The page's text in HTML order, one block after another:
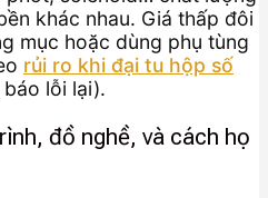
khác nhau. Giá thấp đôi
mục hoặc dùng phụ tùng
rủi ro khi đại tu hộp số
lỗi lại).
đồ nghề, và cách họ